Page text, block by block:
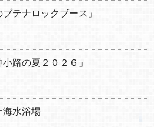
ブテナロックブース」
小路の夏２０２６」
海水浴場